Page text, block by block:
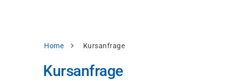
Pfadnavigation
Home Kursanfrage
Kursanfrage